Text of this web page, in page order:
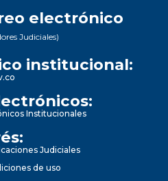
electrónico
Judiciales)
institucional:
Institucionales
Judiciales
de uso